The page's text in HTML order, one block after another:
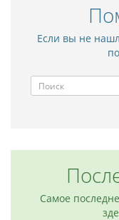
Если вы не
Самое